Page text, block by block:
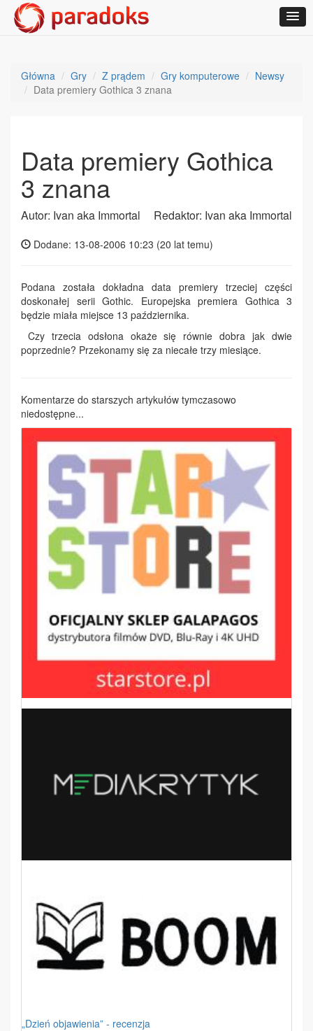
Główna Gry Z prądem Gry komputerowe
Newsy
Data premiery Gothica 3 znana
Data premiery Gothica
3 znana
Autor: Ivan aka Immortal Redaktor: Ivan aka Immortal
Dodane: 13-08-2006 10:23 (20 lat temu)
Podana została dokładna data premiery trzeciej części
doskonałej serii Gothic. Europejska premiera Gothica 3
będzie miała miejsce 13 października.
Czy trzecia odsłona okaże się równie dobra jak dwie
poprzednie? Przekonamy się za niecałe trzy miesiące.
Komentarze do starszych artykułów tymczasowo
niedostępne...
„Dzień objawienia” - recenzja